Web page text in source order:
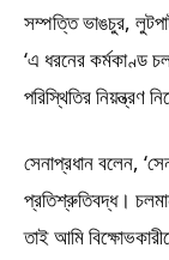
সম্পত্তি ভাঙচুর,
‘এ ধরনের কর্মকাণ্ড
পরিস্থিতির নিয়ন্ত্রণ
সেনাপ্রধান বলেন,
প্রতিশ্রুতিবদ্ধ।
তাই আমি